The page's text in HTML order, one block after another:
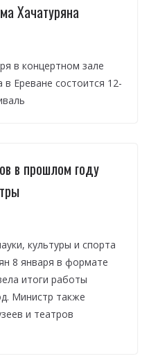
Хачатуряна
в концертном зале
Ереване состоится 12-
в прошлом году
культуры и спорта
8 января в формате
итоги работы
Министр также
и театров